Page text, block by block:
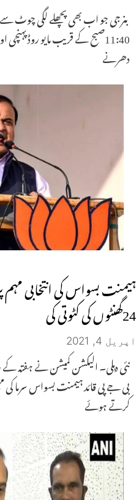
بنرجی جو اب بھی پچھلے لگی چوٹ
11:40صبح کے قریب مایو روڈ
دھرنے
ہیمنت بسواس کی انتخابی مہم
24گھنٹوں کی کٹوتی کی
اپریل 4, 2021
نئی دہلی۔ الیکشن کمیشن نے ہفتہ
کرتے ہوئے